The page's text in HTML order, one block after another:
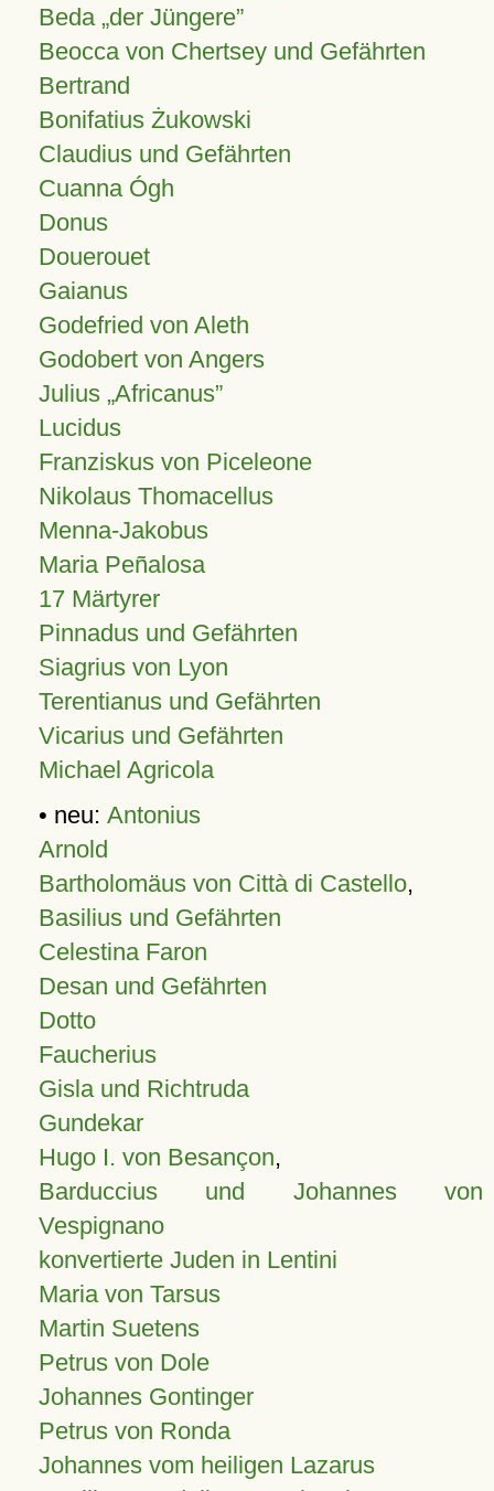
Beda „der Jüngere”
Beocca von Chertsey und Gefährten
Bertrand
Bonifatius Żukowski
Claudius und Gefährten
Cuanna Ógh
Donus
Douerouet
Gaianus
Godefried von Aleth
Godobert von Angers
Julius Africanus
Lucidus
Franziskus von Piceleone
Nikolaus Thomacellus
Menna-Jakobus
Maria Peñalosa
17 Märtyrer
Pinnadus und Gefährten
Siagrius von Lyon
Terentianus und Gefährten
Vicarius und Gefährten
Michael Agricola
• neu: Antonius
Arnold
Bartholomäus von Città di Castello,
Basilius und Gefährten
Celestina Faron
Desan und Gefährten
Dotto
Faucherius
Gisla und Richtruda
Gundekar
Hugo I. von Besançon,
Barduccius und Johannes von
Vespignano
konvertierte Juden in Lentini
Maria von Tarsus
Martin Suetens
Petrus von Dole
Johannes Gontinger
Petrus von Ronda
Johannes vom heiligen Lazarus